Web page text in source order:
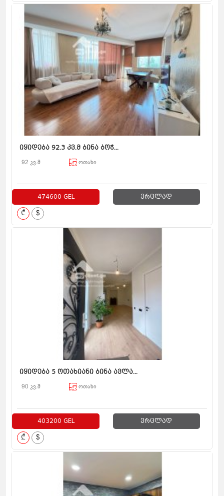
იყიდება 92.3 კვ.მ ბინა ბოჭ...
92 კვ.მ ოთახი
474600 GEL ვრცლად
₾ $
იყიდება 5 ოთახიანი ბინა ავლა...
90 კვ.მ ოთახი
403200 GEL ვრცლად
₾ $